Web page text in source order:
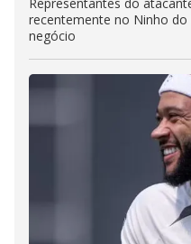
recentemente no Ninho
negócio